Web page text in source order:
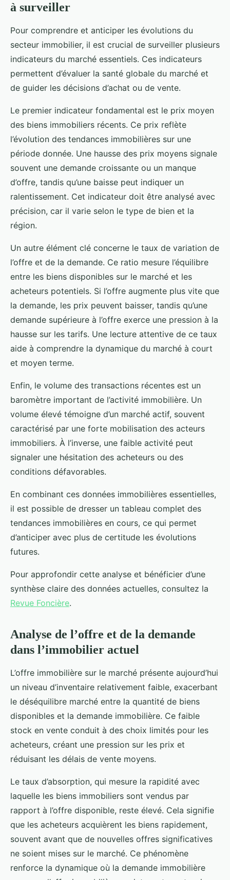
à surveiller
Pour comprendre et anticiper les évolutions du
secteur immobilier, il est crucial de surveiller plusieurs
indicateurs du marché essentiels. Ces indicateurs
permettent d’évaluer la santé globale du marché et
de guider les décisions d’achat ou de vente.
Le premier indicateur fondamental est le prix moyen
des biens immobiliers récents. Ce prix reflète
l’évolution des tendances immobilières sur une
période donnée. Une hausse des prix moyens signale
souvent une demande croissante ou un manque
d’offre, tandis qu’une baisse peut indiquer un
ralentissement. Cet indicateur doit être analysé avec
précision, car il varie selon le type de bien et la
région.
Un autre élément clé concerne le taux de variation de
l’offre et de la demande. Ce ratio mesure l’équilibre
entre les biens disponibles sur le marché et les
acheteurs potentiels. Si l’offre augmente plus vite que
la demande, les prix peuvent baisser, tandis qu’une
demande supérieure à l’offre exerce une pression à la
hausse sur les tarifs. Une lecture attentive de ce taux
aide à comprendre la dynamique du marché à court
et moyen terme.
Enfin, le volume des transactions récentes est un
baromètre important de l’activité immobilière. Un
volume élevé témoigne d’un marché actif, souvent
caractérisé par une forte mobilisation des acteurs
immobiliers. À l’inverse, une faible activité peut
signaler une hésitation des acheteurs ou des
conditions défavorables.
En combinant ces données immobilières essentielles,
il est possible de dresser un tableau complet des
tendances immobilières en cours, ce qui permet
d’anticiper avec plus de certitude les évolutions
futures.
Pour approfondir cette analyse et bénéficier d’une
synthèse claire des données actuelles, consultez la
Revue Foncière.
Analyse de l’offre et de la demande
dans l’immobilier actuel
L’offre immobilière sur le marché présente aujourd’hui
un niveau d’inventaire relativement faible, exacerbant
le déséquilibre marché entre la quantité de biens
disponibles et la demande immobilière. Ce faible
stock en vente conduit à des choix limités pour les
acheteurs, créant une pression sur les prix et
réduisant les délais de vente moyens.
Le taux d’absorption, qui mesure la rapidité avec
laquelle les biens immobiliers sont vendus par
rapport à l’offre disponible, reste élevé. Cela signifie
que les acheteurs acquièrent les biens rapidement,
souvent avant que de nouvelles offres significatives
ne soient mises sur le marché. Ce phénomène
renforce la dynamique où la demande immobilière